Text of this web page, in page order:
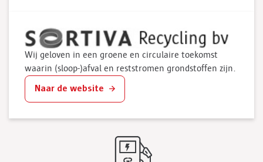
Wij geloven in een groene en circulaire toekomst
waarin (sloop-)afval en reststromen grondstoffen zijn.
Naar de website